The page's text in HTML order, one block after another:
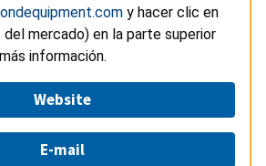
y hacer clic en
del mercado) en la parte superior
información.
Website
E-mail